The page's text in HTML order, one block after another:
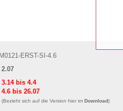
M0121-ERST-SI-4.6
2.07
3.14 bis 4.4
4.6 bis 26.07
(Bezieht sich auf die Version hier im Download)